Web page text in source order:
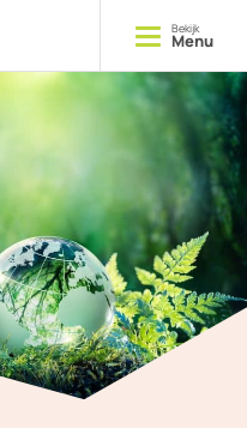
Bekijk
Menu